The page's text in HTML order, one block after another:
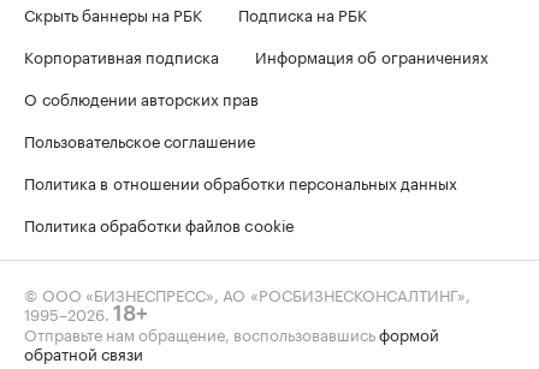
Скрыть баннеры на РБК
Подписка на РБК
Корпоративная подписка
Информация об ограничениях
О соблюдении авторских прав
Пользовательское соглашение
Политика в отношении обработки персональных данных
Политика обработки файлов cookie
© ООО «БИЗНЕСПРЕСС», АО «РОСБИЗНЕСКОНСАЛТИНГ»,
1995–2026. 18+
Отправьте нам обращение, воспользовавшисьформой
обратной связи